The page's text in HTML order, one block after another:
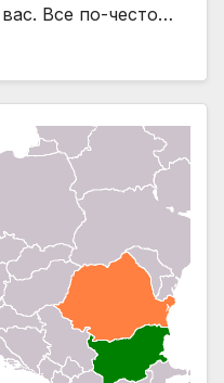
Все по-често…